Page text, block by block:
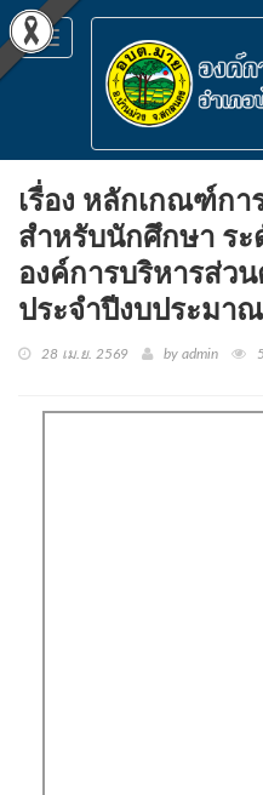
Toggle
navigation
เรื่อง หลักเกณฑ์ก
สำหรับนักศึกษา ร
องค์การบริหารส่ว
ประจำปีงบประม
28 เม.ย. 2569 by admin